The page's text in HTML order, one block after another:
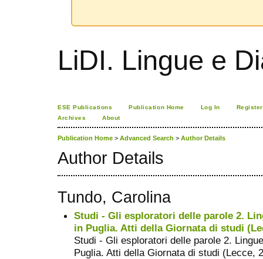
LiDI. Lingue e
ESE Publications Publication Home Log In
Register
Archives
About
Publication Home > Advanced Search > Author Details
Author Details
Tundo, Carolina
Studi - Gli esploratori delle parole 2.
in Puglia. Atti della Giornata di studi
Studi - Gli esploratori delle parole 2.
Puglia. Atti della Giornata di studi (Lecce,